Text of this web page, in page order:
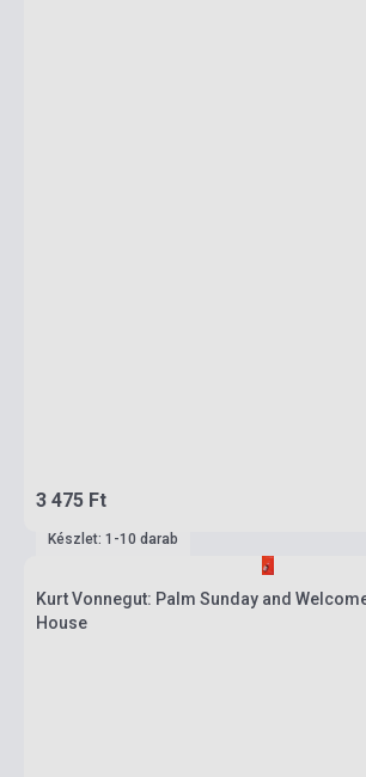
3 475 Ft
Készlet: 1-10 darab
Kurt Vonnegut: Palm Sunday and Welcome
House